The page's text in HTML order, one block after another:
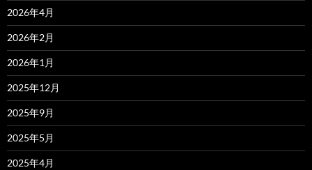
2026年4月
2026年2月
2026年1月
2025年12月
2025年9月
2025年5月
2025年4月